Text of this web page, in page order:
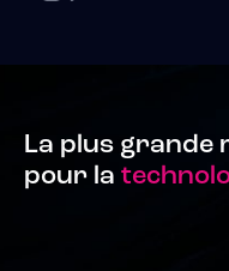
La plus grande
pour la